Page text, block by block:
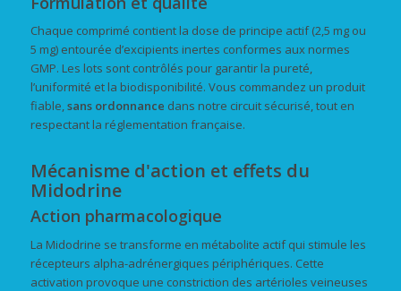
Chaque comprimé contient la dose de principe actif (2,5 mg ou
5 mg) entourée d’excipients inertes conformes aux normes
GMP. Les lots sont contrôlés pour garantir la pureté,
l’uniformité et la biodisponibilité. Vous commandez un produit
fiable,sans ordonnance dans notre circuit sécurisé, tout en
respectant la réglementation française.
Mécanisme d'action et effets du
Midodrine
Action pharmacologique
La Midodrine se transforme en métabolite actif qui stimule les
récepteurs alpha-adrénergiques périphériques. Cette
activation provoque une constriction des artérioles veineuses